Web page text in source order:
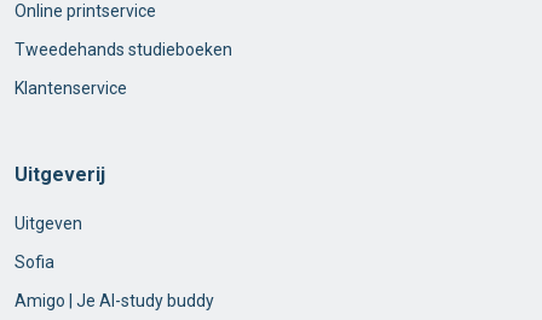
Online printservice
Tweedehands studieboeken
Klantenservice
Uitgeverij
Uitgeven
Sofia
Amigo | Je AI-study buddy